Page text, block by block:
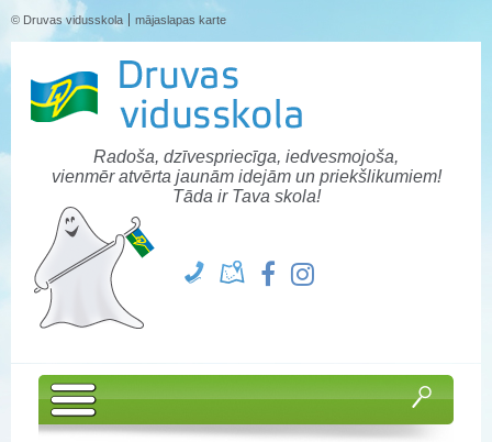
© Druvas vidusskola mājaslapas karte
Radoša, dzīvespriecīga, iedvesmojoša,
vienmēr atvērta jaunām idejām un priekšlikumiem!
Tāda ir Tava skola!